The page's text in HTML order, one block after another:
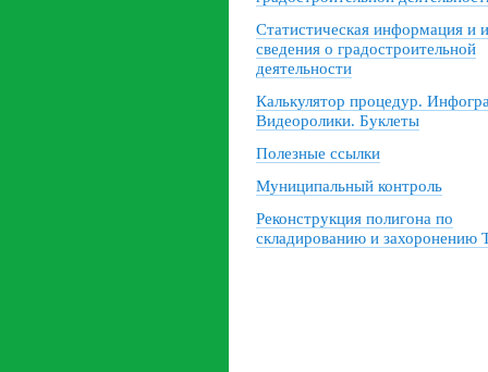
Статистическая информация и
сведения о градостроительной
деятельности
Калькулятор процедур.
Видеоролики. Буклеты
Полезные ссылки
Муниципальный контроль
Реконструкция полигона по
складированию и захоронению